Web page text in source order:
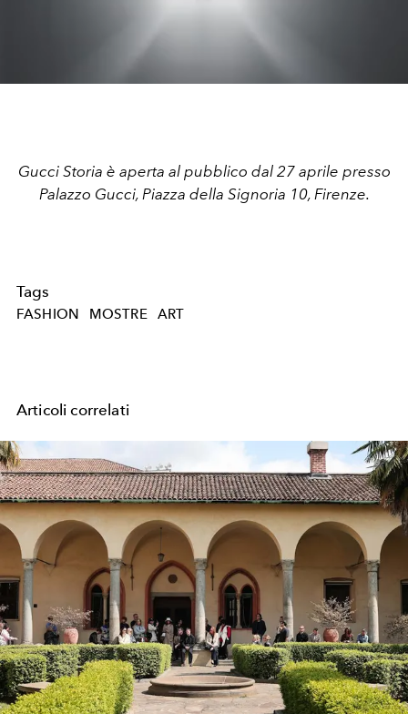
Video
Gucci Storia è aperta al pubblico dal 27 aprile presso
Palazzo Gucci, Piazza della Signoria 10, Firenze.
Tags
FASHION MOSTRE ART
Articoli correlati